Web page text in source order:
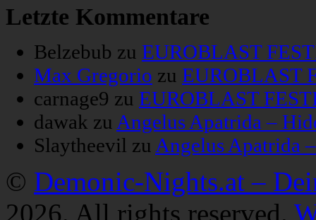
Letzte Kommentare
Belzebub zu EUROBLAST
Max Gregorio zu EUROBLAST
carnage9 zu EUROBLAST
dawak zu Angelus Apatrida –
Slaytheevil zu Angelus Apatrida
© Demonic-Nights.at –
2026. All rights reserved.